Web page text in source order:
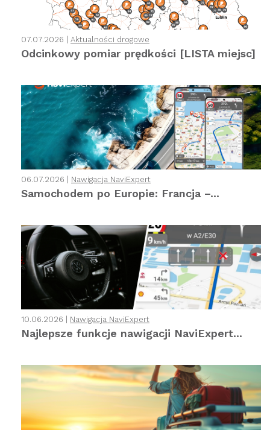
07.07.2026 | Aktualności drogowe
Odcinkowy pomiar prędkości [LISTA miejsc]
06.07.2026 | Nawigacja NaviExpert
Samochodem po Europie: Francja –...
10.06.2026 | Nawigacja NaviExpert
Najlepsze funkcje nawigacji NaviExpert...